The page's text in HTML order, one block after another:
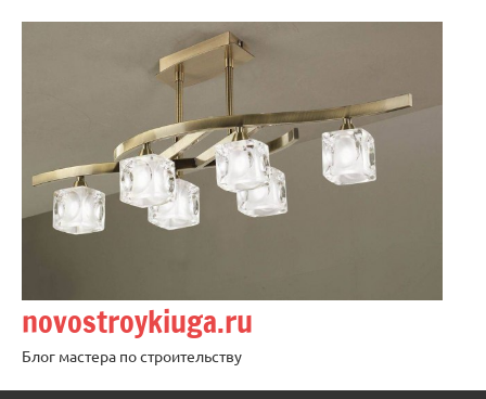
novostroykiuga.ru
Блог мастера по строительству